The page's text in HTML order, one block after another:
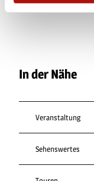
In der Nähe
Veranstaltung
Sehenswertes